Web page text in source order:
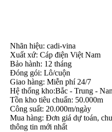
Nhãn hiệu: cadi-vina
Xuất xứ: Cáp điện Việt Nam
Bảo hành: 12 tháng
Đóng gói: Lô/cuộn
Giao hàng: Miễn phí 24/7
Hệ thống kho:Bắc - Trung -
Tồn kho tiêu chuẩn: 50.000m
Công suất: 20.000m/ngày
Mua hàng: Đơn giá dự toán,
thông tin mới nhất